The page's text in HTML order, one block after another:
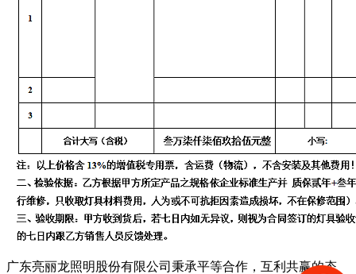
广东亮丽龙照明股份有限公司秉承平等合作，互利共赢的态